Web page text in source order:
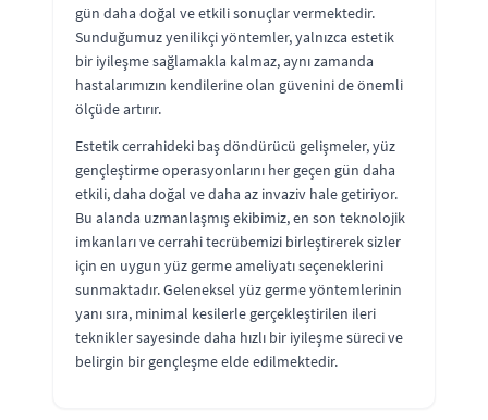
gün daha doğal ve etkili sonuçlar vermektedir.
Sunduğumuz yenilikçi yöntemler, yalnızca estetik
bir iyileşme sağlamakla kalmaz, aynı zamanda
hastalarımızın kendilerine olan güvenini de önemli
ölçüde artırır.
Estetik cerrahideki baş döndürücü gelişmeler, yüz
gençleştirme operasyonlarını her geçen gün daha
etkili, daha doğal ve daha az invaziv hale getiriyor.
Bu alanda uzmanlaşmış ekibimiz, en son teknolojik
imkanları ve cerrahi tecrübemizi birleştirerek sizler
için en uygun yüz germe ameliyatı seçeneklerini
sunmaktadır. Geleneksel yüz germe yöntemlerinin
yanı sıra, minimal kesilerle gerçekleştirilen ileri
teknikler sayesinde daha hızlı bir iyileşme süreci ve
belirgin bir gençleşme elde edilmektedir.